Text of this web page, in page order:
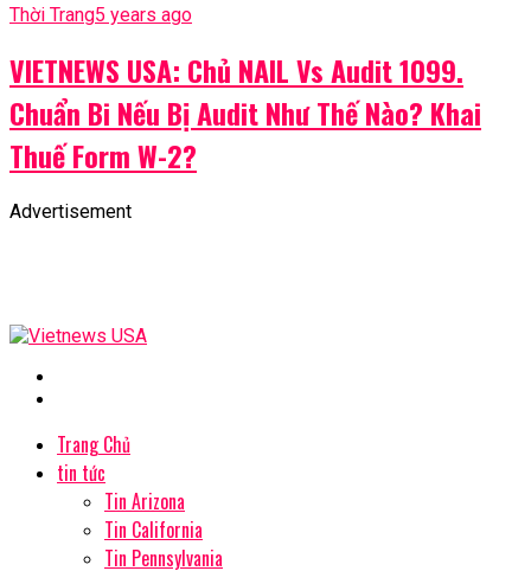
Thời Trang5 years ago
VIETNEWS USA: Chủ NAIL Vs Audit 1099.
Chuẩn Bi Nếu Bị Audit Như Thế Nào? Khai
Thuế Form W-2?
Advertisement
Trang Chủ
tin tức
Tin Arizona
Tin California
Tin Pennsylvania